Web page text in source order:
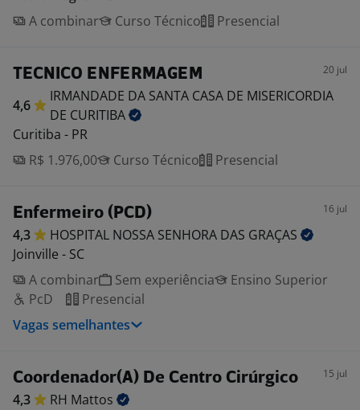
A combinar
Curso Técnico Presencial
TECNICO ENFERMAGEM 20 jul
4,6
IRMANDADE DA SANTA CASA DE MISERICORDIA
DE CURITIBA
Curitiba - PR
R$ 1.976,00
Curso Técnico Presencial
Enfermeiro (PCD) 16 jul
4,3 HOSPITAL NOSSA SENHORA DAS GRAÇAS
Joinville - SC
A combinar
Sem experiência
Ensino Superior
PcD
Presencial
Vagas semelhantes
Coordenador(A) De Centro Cirúrgico 15 jul
4,3 RH Mattos